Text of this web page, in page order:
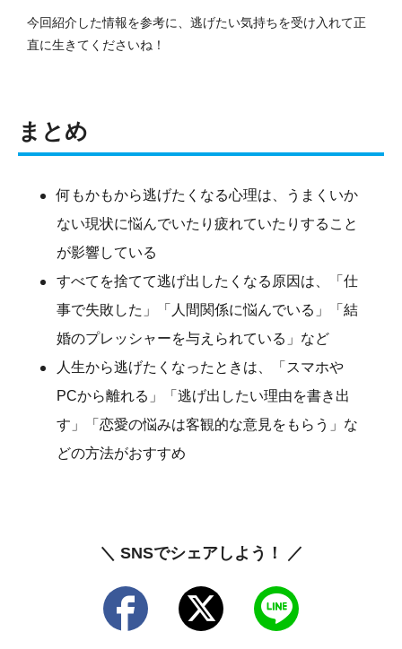
今回紹介した情報を参考に、逃げたい気持ちを受け入れて正
直に生きてくださいね！
まとめ
何もかもから逃げたくなる心理は、うまくいか
ない現状に悩んでいたり疲れていたりすること
が影響している
すべてを捨てて逃げ出したくなる原因は、「仕
事で失敗した」「人間関係に悩んでいる」「結
婚のプレッシャーを与えられている」など
人生から逃げたくなったときは、「スマホや
PCから離れる」「逃げ出したい理由を書き出
す」「恋愛の悩みは客観的な意見をもらう」な
どの方法がおすすめ
＼ SNSでシェアしよう！ ／